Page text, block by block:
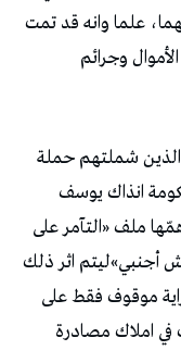
حقهما، علما وانه قد تمت
وجرائم
الذين شملتهم حملة
انذاك يوسف
ملف «التآمر على
أجنبي»ليتم اثر ذلك
موقوف فقط على
املاك مصادرة